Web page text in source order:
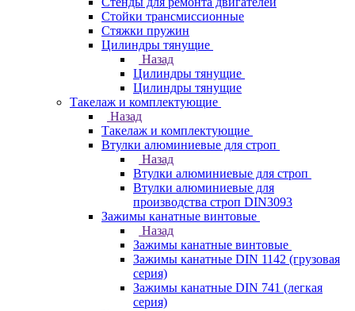
Стойки трансмиссионные
Стяжки пружин
Цилиндры тянущие
Назад
Цилиндры тянущие
Цилиндры тянущие
Такелаж и комплектующие
Назад
Такелаж и комплектующие
Втулки алюминиевые для строп
Назад
Втулки алюминиевые для строп
Втулки алюминиевые для
производства строп DIN3093
Зажимы канатные винтовые
Назад
Зажимы канатные винтовые
Зажимы канатные DIN 1142 (грузовая
серия)
Зажимы канатные DIN 741 (легкая
серия)